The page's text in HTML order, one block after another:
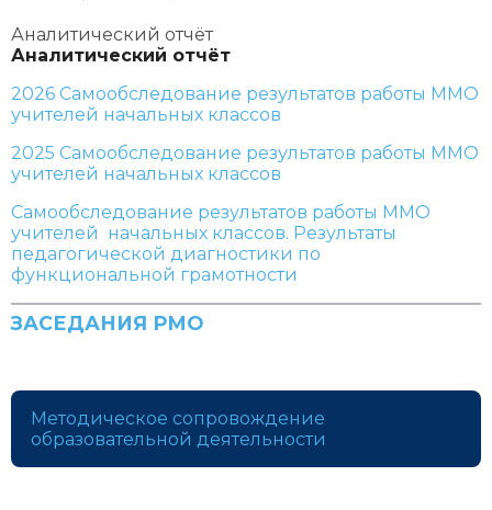
Аналитический отчёт
Аналитический отчёт
2026 Самообследование результатов работы ММО
учителей начальных классов
2025 Самообследование результатов работы ММО
учителей начальных классов
Самообследование результатов работы ММО
учителей начальных классов. Результаты
педагогической диагностики по
функциональной грамотности
ЗАСЕДАНИЯ РМО
Методическое сопровождение
образовательной деятельности